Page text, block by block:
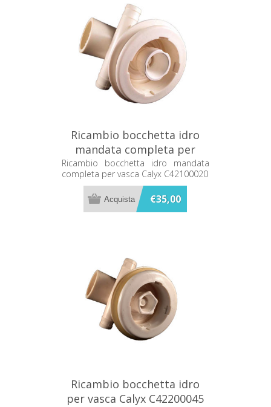
Ricambio bocchetta idro
mandata completa per
vasca Calyx C42100020
Ricambio bocchetta idro mandata
completa per vasca Calyx C42100020
€35,00
Ricambio bocchetta idro
per vasca Calyx C42200045